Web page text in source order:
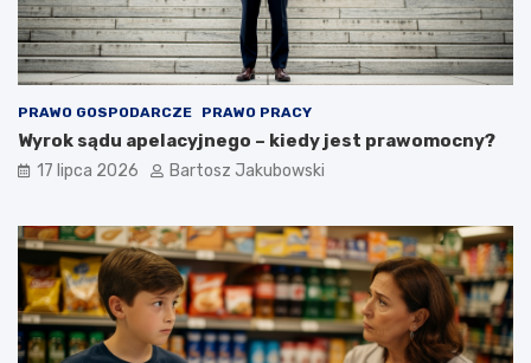
PRAWO GOSPODARCZE PRAWO PRACY
Wyrok sądu apelacyjnego – kiedy jest prawomocny?
17 lipca 2026 Bartosz Jakubowski